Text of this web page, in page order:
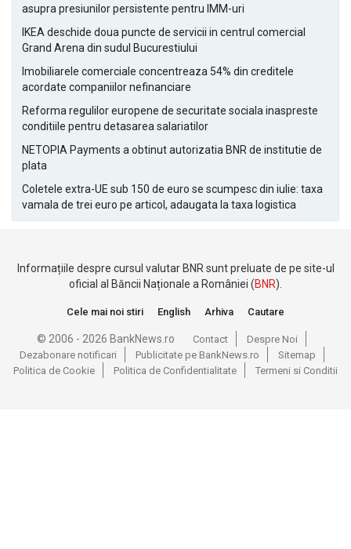
asupra presiunilor persistente pentru IMM-uri
IKEA deschide doua puncte de servicii in centrul comercial
Grand Arena din sudul Bucurestiului
Imobiliarele comerciale concentreaza 54% din creditele
acordate companiilor nefinanciare
Reforma regulilor europene de securitate sociala inaspreste
conditiile pentru detasarea salariatilor
NETOPIA Payments a obtinut autorizatia BNR de institutie de
plata
Coletele extra-UE sub 150 de euro se scumpesc din iulie: taxa
vamala de trei euro pe articol, adaugata la taxa logistica
Informațiile despre cursul valutar BNR sunt preluate de pe site-ul
oficial al Băncii Naționale a României (BNR).
Cele mai noi stiri English Arhiva Cautare
© 2006 - 2026 BankNews.ro Contact
Despre Noi
Dezabonare notificari
Publicitate pe BankNews.ro
Sitemap
Politica de Cookie
Politica de Confidentialitate Termeni si Conditii